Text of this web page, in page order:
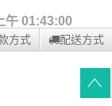
午 01:43:00
方式 配送方式